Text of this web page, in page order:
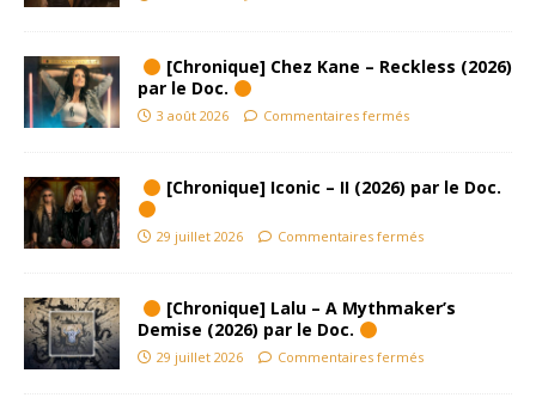
[Chronique] Chez Kane – Reckless (2026)
par le Doc.
3 août 2026 Commentaires fermés
[Chronique] Iconic – II (2026) par le Doc.
29 juillet 2026 Commentaires fermés
[Chronique] Lalu – A Mythmaker’s
Demise (2026) par le Doc.
29 juillet 2026 Commentaires fermés